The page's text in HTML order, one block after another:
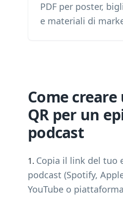
PDF per poster,
e materiali di
Come creare
QR per un
podcast
Copia il link del tuo
podcast (Spotify,
YouTube o